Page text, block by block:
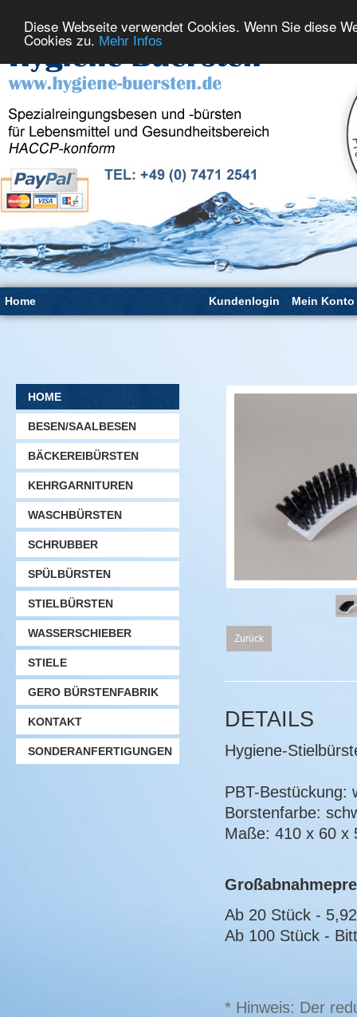
Diese Webseite verwendet Cookies. Wenn Sie diese
Cookies zu. Mehr Infos
Home Kundenlogin Mein Konto
HOME
BESEN/SAALBESEN
BÄCKEREIBÜRSTEN
KEHRGARNITUREN
WASCHBÜRSTEN
SCHRUBBER
SPÜLBÜRSTEN
STIELBÜRSTEN
WASSERSCHIEBER
STIELE
GERO BÜRSTENFABRIK
KONTAKT
SONDERANFERTIGUNGEN
Zurück
DETAILS
Hygiene-
PBT-Bestückung:
Borstenfarbe:
Maße: 410 x 60 x
Ab 20 Stück -
Ab 100 Stück -
* Hinweis: Der